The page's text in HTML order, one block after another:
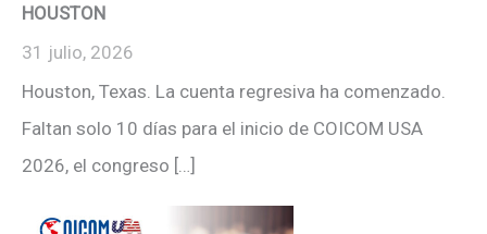
HOUSTON
31 julio, 2026
Houston, Texas. La cuenta regresiva ha comenzado.
Faltan solo 10 días para el inicio de COICOM USA
2026, el congreso […]